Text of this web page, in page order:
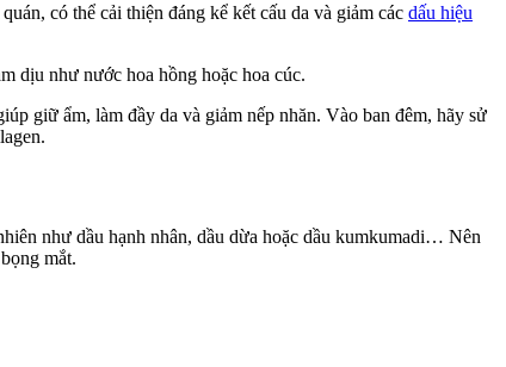
có thể cải thiện đáng kể kết cấu da và giảm các dấu hiệu
dịu như nước hoa hồng hoặc hoa cúc.
giữ ẩm, làm đầy da và giảm nếp nhăn. Vào ban đêm, hãy sử
như dầu hạnh nhân, dầu dừa hoặc dầu kumkumadi… Nên
mắt.